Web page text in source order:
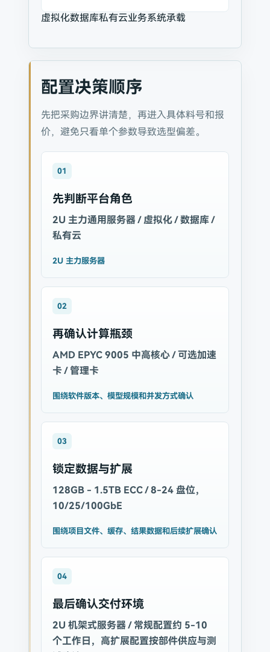
虚拟化数据库私有云业务系统承载
配置决策顺序
先把采购边界讲清楚，再进入具体料号和报
价，避免只看单个参数导致选型偏差。
01
先判断平台角色
2U 主力通用服务器 / 虚拟化 / 数据库 /
私有云
2U 主力服务器
02
再确认计算瓶颈
AMD EPYC 9005 中高核心 / 可选加速
卡 / 管理卡
围绕软件版本、模型规模和并发方式确认
03
锁定数据与扩展
128GB - 1.5TB ECC / 8-24 盘位，
10/25/100GbE
围绕项目文件、缓存、结果数据和后续扩展确认
04
最后确认交付环境
2U 机架式服务器 / 常规配置约 5-10
个工作日，高扩展配置按部件供应与测